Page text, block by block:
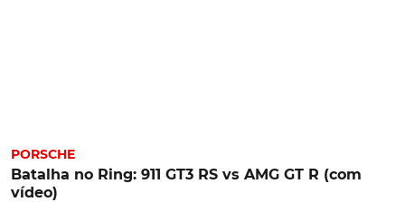
PORSCHE
Batalha no Ring: 911 GT3 RS vs AMG GT R (com
vídeo)